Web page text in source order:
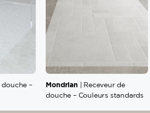
–
Mondrian | Receveur de
douche – Couleurs standards